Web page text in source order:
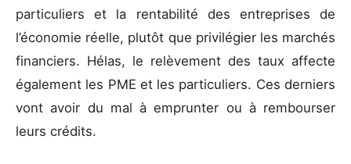
particuliers et la rentabilité des entreprises de
l’économie réelle, plutôt que privilégier les marchés
financiers. Hélas, le relèvement des taux affecte
également les PME et les particuliers. Ces derniers
vont avoir du mal à emprunter ou à rembourser
leurs crédits.